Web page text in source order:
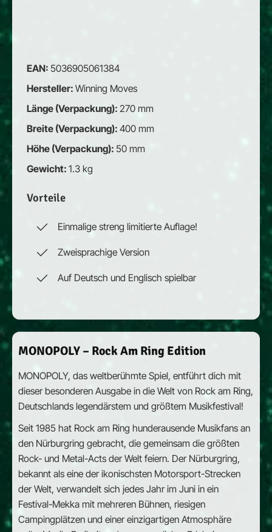
EAN: 5036905061384
Hersteller: Winning Moves
Länge (Verpackung): 270 mm
Breite (Verpackung): 400 mm
Höhe (Verpackung): 50 mm
Gewicht: 1.3 kg
Vorteile
Einmalige streng limitierte Auflage!
Zweisprachige Version
Auf Deutsch und Englisch spielbar
MONOPOLY – Rock Am Ring Edition
MONOPOLY, das weltberühmte Spiel, entführt dich mit
dieser besonderen Ausgabe in die Welt von Rock am Ring,
Deutschlands legendärstem und größtem Musikfestival!
Seit 1985 hat Rock am Ring hunderausende Musikfans an
den Nürburgring gebracht, die gemeinsam die größten
Rock- und Metal-Acts der Welt feiern. Der Nürburgring,
bekannt als eine der ikonischsten Motorsport-Strecken
der Welt, verwandelt sich jedes Jahr im Juni in ein
Festival-Mekka mit mehreren Bühnen, riesigen
Campingplätzen und einer einzigartigen Atmosphäre